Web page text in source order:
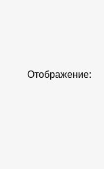
Отображение: